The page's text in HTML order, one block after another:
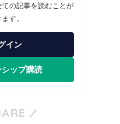
の記事を読むことが
す。
イン
ップ購読